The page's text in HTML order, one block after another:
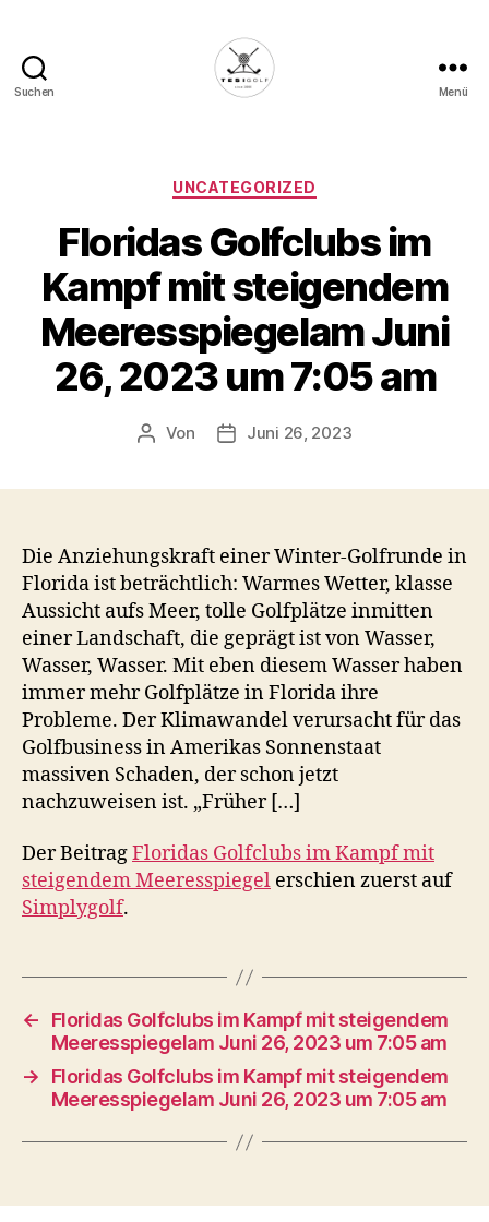
Suchen
Deine
Plattform
für
Golfbegeisterte!
Menü
Kategorien
UNCATEGORIZED
Floridas Golfclubs im
Kampf mit steigendem
Meeresspiegelam Juni
26, 2023 um 7:05 am
Beitragsautor
Von Veröffentlichungsdatum
Juni 26, 2023
Die Anziehungskraft einer Winter-Golfrunde in
Florida ist beträchtlich: Warmes Wetter, klasse
Aussicht aufs Meer, tolle Golfplätze inmitten
einer Landschaft, die geprägt ist von Wasser,
Wasser, Wasser. Mit eben diesem Wasser haben
immer mehr Golfplätze in Florida ihre
Probleme. Der Klimawandel verursacht für das
Golfbusiness in Amerikas Sonnenstaat
massiven Schaden, der schon jetzt
nachzuweisen ist. „Früher […]
Der BeitragFloridas Golfclubs im Kampf mit
steigendem Meeresspiegel erschien zuerst auf
Simplygolf.
←
Floridas Golfclubs im Kampf mit steigendem
Meeresspiegelam Juni 26, 2023 um 7:05 am
→
Floridas Golfclubs im Kampf mit steigendem
Meeresspiegelam Juni 26, 2023 um 7:05 am